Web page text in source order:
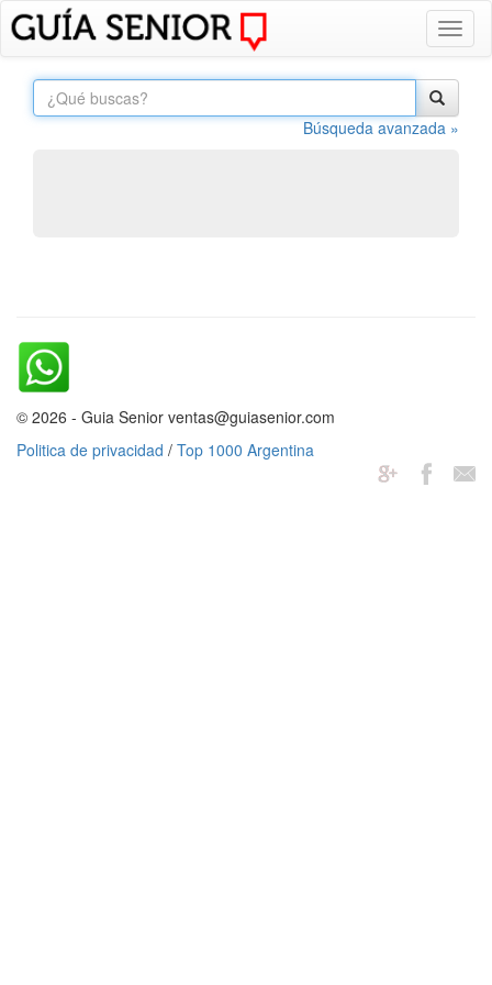
Búsqueda avanzada »
© 2026 - Guia Senior ventas@guiasenior.com
Politica de privacidad / Top 1000 Argentina